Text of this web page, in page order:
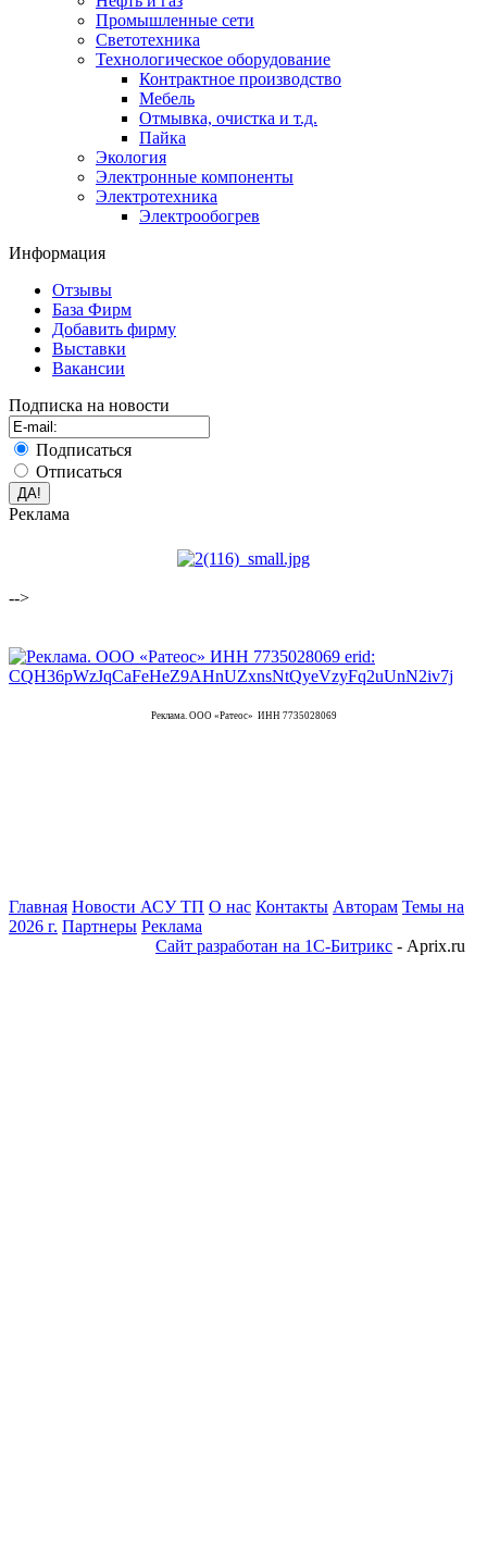
Промышленные сети
Светотехника
Технологическое оборудование
Контрактное производство
Мебель
Отмывка, очистка и т.д.
Пайка
Экология
Электронные компоненты
Электротехника
Электрообогрев
Информация
Отзывы
База Фирм
Добавить фирму
Выставки
Вакансии
Подписка на новости
Подписаться
Отписаться
Реклама
-->
Реклама. ООО «Ратеос» ИНН 7735028069
Главная Новости АСУ ТП О нас Контакты Авторам Темы на
2026 г. Партнеры Реклама
Сайт разработан на 1С-Битрикс - Aprix.ru